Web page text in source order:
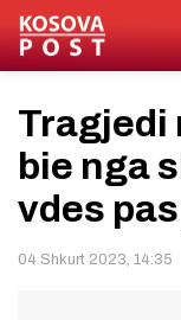
Tragjedi
bie nga
vdes
04 Shkurt 2023, 14:35